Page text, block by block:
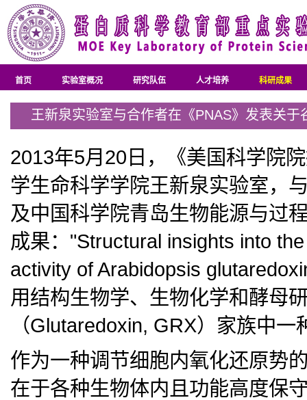
首页 实验室概况 研究队伍 人才培养 科研成果
王新泉实验室与合作者在《PNAS》发表关
2013年5月20日，《美国科学院
学生命科学学院王新泉实验室，
及中国科学院青岛生物能源与过
成果："Structural insights into
activity of Arabidopsis
用结构生物学、生物化学和酵母
（Glutaredoxin, GRX）家族中
作为一种调节细胞内氧化还原势
在于各种生物体内且功能高度保